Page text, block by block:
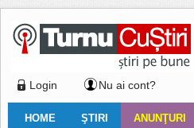
Login Nu ai cont?
HOME ŞTIRI ANUNŢURI